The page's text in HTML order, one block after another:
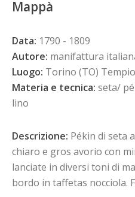
Mappà
Data: 1790 - 1809
Autore: manifattura
Luogo: Torino (TO)
Materia e tecnica: seta/
lino
Descrizione: Pékin di seta
chiaro e gros avorio con
lanciate in diversi toni di
bordo in taffetas nocciola.